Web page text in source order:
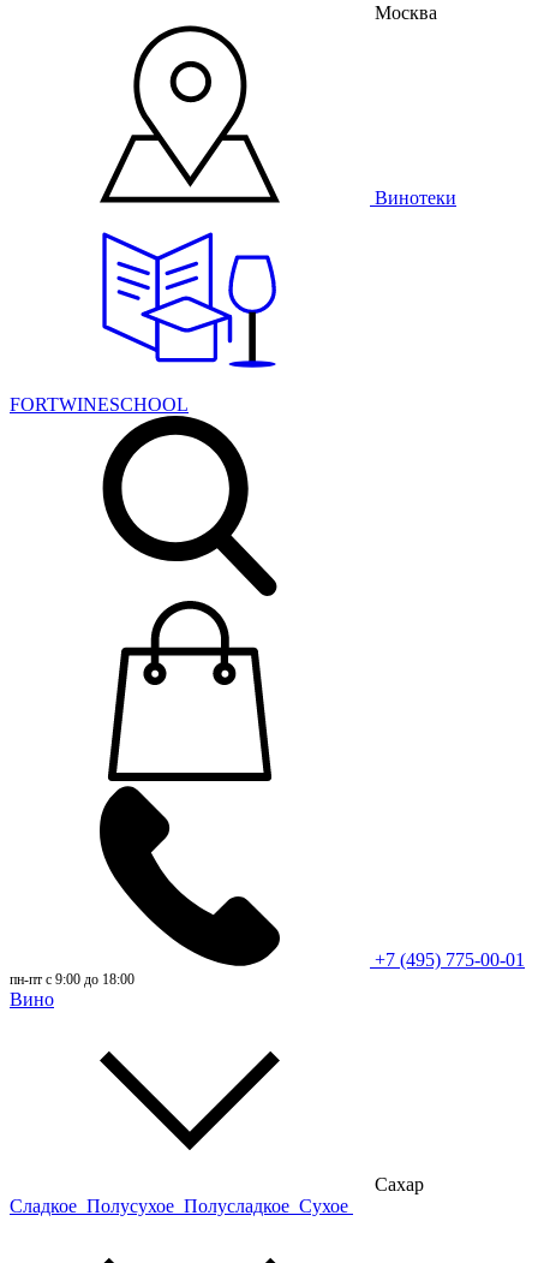
Москва
Винотеки
FORTWINESCHOOL
+7 (495) 775-00-01
пн-пт с 9:00 до 18:00
Вино
Сахар
Сладкое Полусухое Полусладкое Сухое